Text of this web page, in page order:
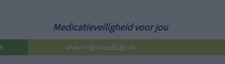
Medicatieveiligheid voor jou
over mijnmedicijn.nl